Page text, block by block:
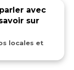
avec
sur
locales et